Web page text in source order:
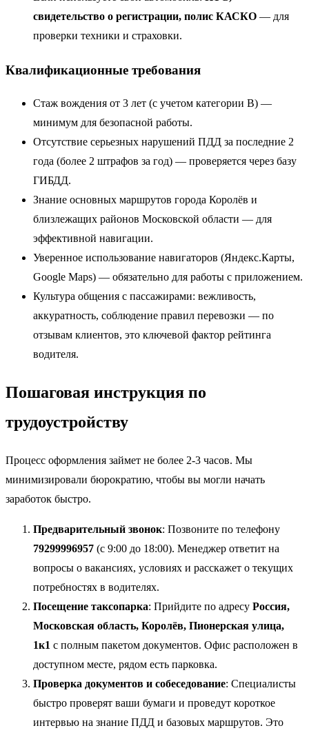
свидетельство о регистрации, полис КАСКО — для
проверки техники и страховки.
Квалификационные требования
Стаж вождения от 3 лет (с учетом категории B) —
минимум для безопасной работы.
Отсутствие серьезных нарушений ПДД за последние 2
года (более 2 штрафов за год) — проверяется через базу
ГИБДД.
Знание основных маршрутов города Королёв и
близлежащих районов Московской области — для
эффективной навигации.
Уверенное использование навигаторов (Яндекс.Карты,
Google Maps) — обязательно для работы с приложением.
Культура общения с пассажирами: вежливость,
аккуратность, соблюдение правил перевозки — по
отзывам клиентов, это ключевой фактор рейтинга
водителя.
Пошаговая инструкция по
трудоустройству
Процесс оформления займет не более 2-3 часов. Мы
минимизировали бюрократию, чтобы вы могли начать
заработок быстро.
Предварительный звонок: Позвоните по телефону
79299996957 (с 9:00 до 18:00). Менеджер ответит на
вопросы о вакансиях, условиях и расскажет о текущих
потребностях в водителях.
Посещение таксопарка: Прийдите по адресу Россия,
Московская область, Королёв, Пионерская улица,
1к1 с полным пакетом документов. Офис расположен в
доступном месте, рядом есть парковка.
Проверка документов и собеседование: Специалисты
быстро проверят ваши бумаги и проведут короткое
интервью на знание ПДД и базовых маршрутов. Это